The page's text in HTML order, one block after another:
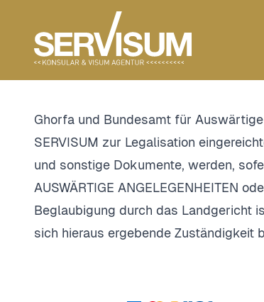
Ghorfa und Bundesamt für
SERVISUM zur Legalisation
und sonstige Dokumente, werden,
AUSWÄRTIGE ANGELEGENHEITEN
Beglaubigung durch das Landgericht
sich hieraus ergebende Zuständigkeit